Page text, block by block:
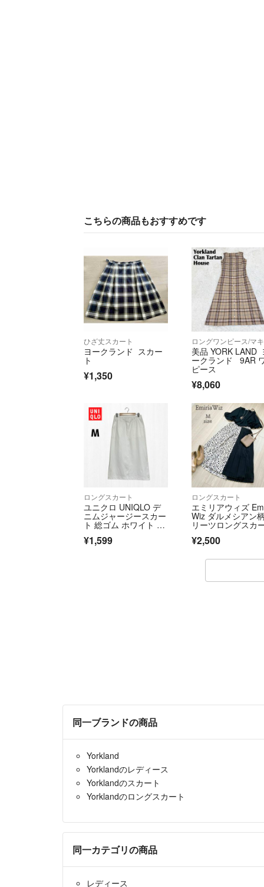
こちらの商品もおすすめです
ひざ丈スカート
ヨークランド スカー
ト
¥1,350
美品 YORK LAND
ークランド 9AR
ピース
¥8,060
ロングスカート
ユニクロ UNIQLO デ
ニムジャージースカー
ト 総ゴム ホワイト M
¥1,599
ロングスカート
エミリアウィズ
Wiz ダルメシアン
リーツロングスカ
¥2,500
同一ブランドの商品
Yorkland
Yorklandのレディース
Yorklandのスカート
Yorklandのロングスカート
同一カテゴリの商品
レディース